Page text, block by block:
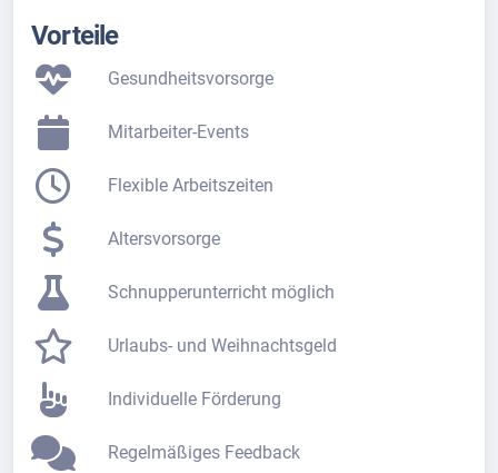
Vorteile
Gesundheitsvorsorge
Mitarbeiter-Events
Flexible Arbeitszeiten
Altersvorsorge
Schnupperunterricht möglich
Urlaubs- und Weihnachtsgeld
Individuelle Förderung
Regelmäßiges Feedback